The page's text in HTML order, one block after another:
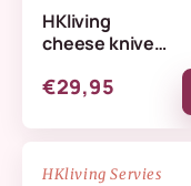
HKliving
cheese knives
€29,95
NIEUW
HKliving Servies